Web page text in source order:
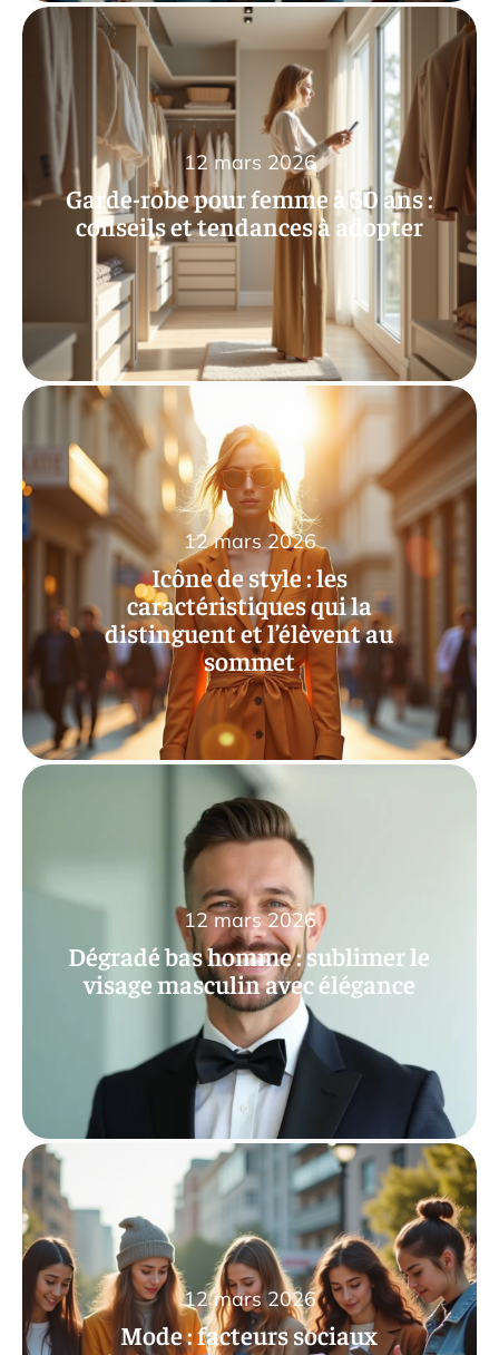
Garde-robe pour femme à 50 ans :
conseils et tendances à adopter
12 mars 2026
Icône de style : les
caractéristiques qui la
distinguent et l’élèvent au
sommet
12 mars 2026
Dégradé bas homme : sublimer le
visage masculin avec élégance
12 mars 2026
Mode : facteurs sociaux
12 mars 2026